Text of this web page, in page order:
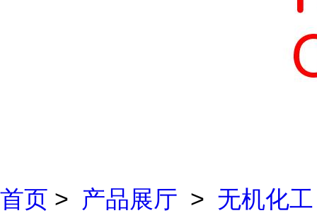
首页 > 产品展厅 > 无机化工